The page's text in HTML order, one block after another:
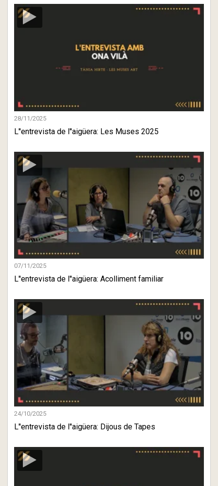
28/11/2025
L''entrevista de l''aigüera: Les Muses 2025
07/11/2025
L''entrevista de l''aigüera: Acolliment familiar
24/10/2025
L''entrevista de l''aigüera: Dijous de Tapes